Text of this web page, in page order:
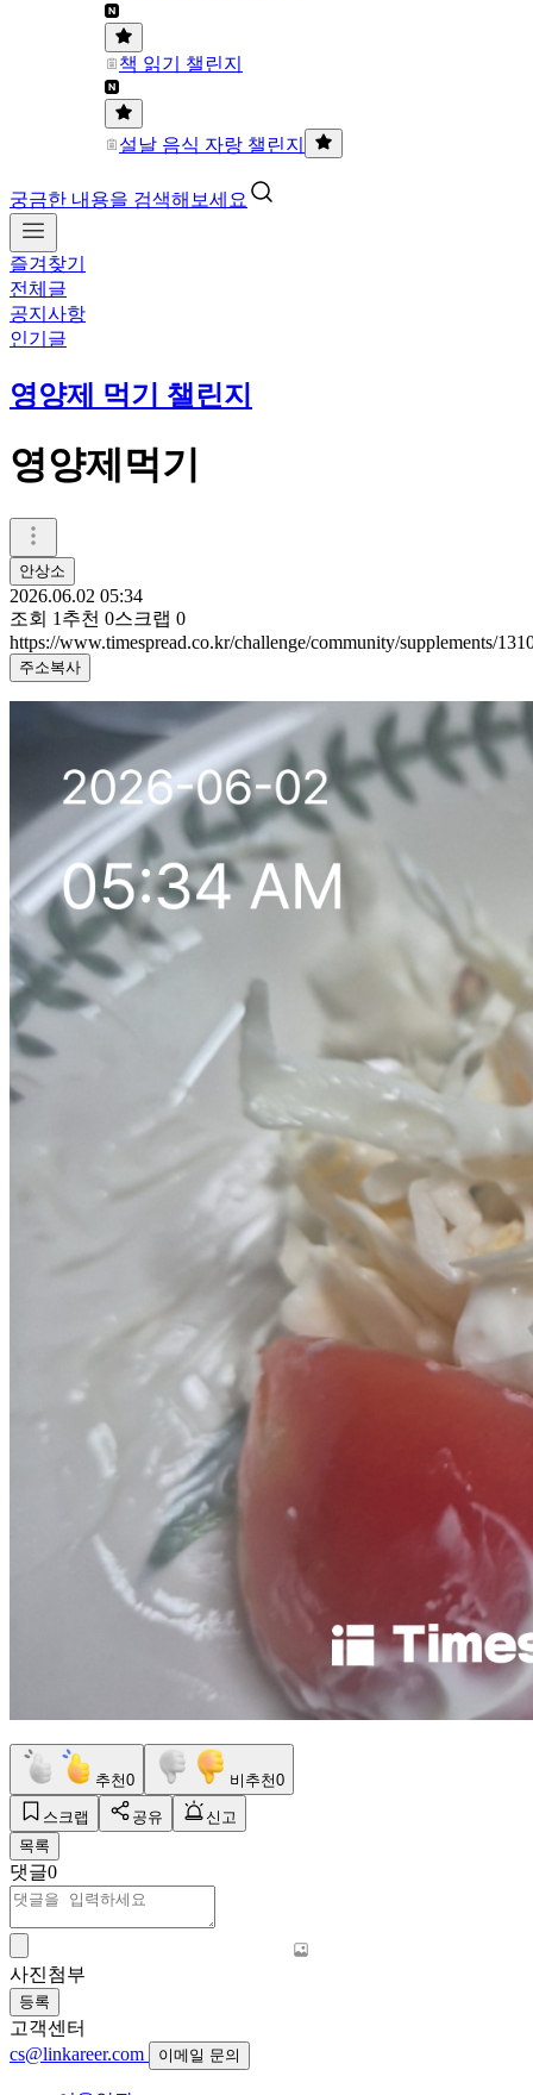
책 읽기 챌린지
설날 음식 자랑 챌린지
궁금한 내용을 검색해보세요
즐겨찾기
전체글
공지사항
인기글
영양제 먹기 챌린지
영양제먹기
안상소
2026.06.02 05:34
조회 1 추천 0스크랩 0
https://www.timespread.co.kr/challenge/community/supplements/
주소복사
추천0 비추천0
스크랩 공유
신고
목록
댓글0
사진첨부
등록
고객센터
cs@linkareer.com
이메일 문의